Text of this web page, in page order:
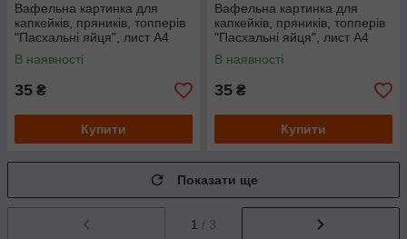
Вафельна картинка для
капкейків, пряників, топперів
"Пасхальні яйця", лист А4
В наявності
35 ₴
Купити
Вафельна картинка для
капкейків, пряників, топперів
"Пасхальні яйця", лист А4
В наявності
35 ₴
Купити
Показати ще
1 / 3